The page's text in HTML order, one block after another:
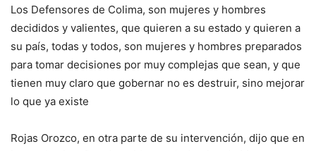
Los Defensores de Colima, son mujeres y hombres
decididos y valientes, que quieren a su estado y quieren a
su país, todas y todos, son mujeres y hombres preparados
para tomar decisiones por muy complejas que sean, y que
tienen muy claro que gobernar no es destruir, sino mejorar
lo que ya existe
Rojas Orozco, en otra parte de su intervención, dijo que en